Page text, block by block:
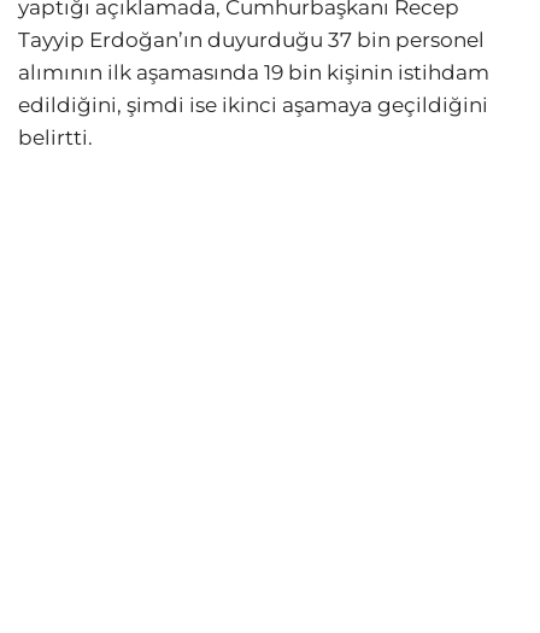
yaptığı açıklamada, Cumhurbaşkanı Recep
Tayyip Erdoğan’ın duyurduğu 37 bin personel
alımının ilk aşamasında 19 bin kişinin istihdam
edildiğini, şimdi ise ikinci aşamaya geçildiğini
belirtti.